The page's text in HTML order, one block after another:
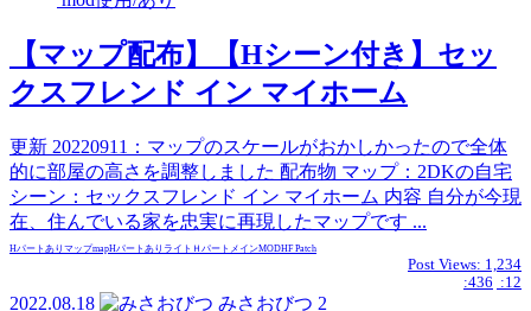
【マップ配布】【Hシーン付き】セッ
クスフレンド イン マイホーム
更新 20220911：マップのスケールがおかしかったので全体
的に部屋の高さを調整しました 配布物 マップ：2DKの自宅
シーン：セックスフレンド イン マイホーム 内容 自分が今現
在、住んでいる家を忠実に再現したマップです ...
Hパートあり マップmapHパートあり ライト ＨパートメインMODHF Patch
Post Views: 1,234
:436 :12
2022.08.18 みさおびつ 2